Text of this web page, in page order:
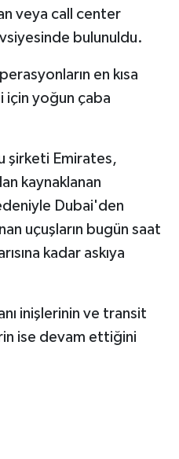
veya call center
bulunuldu.
en kısa
için yoğun çaba
şirketi Emirates,
kaynaklanan
Dubai'den
uçuşların bugün saat
kadar askıya
inişlerinin ve transit
ise devam ettiğini